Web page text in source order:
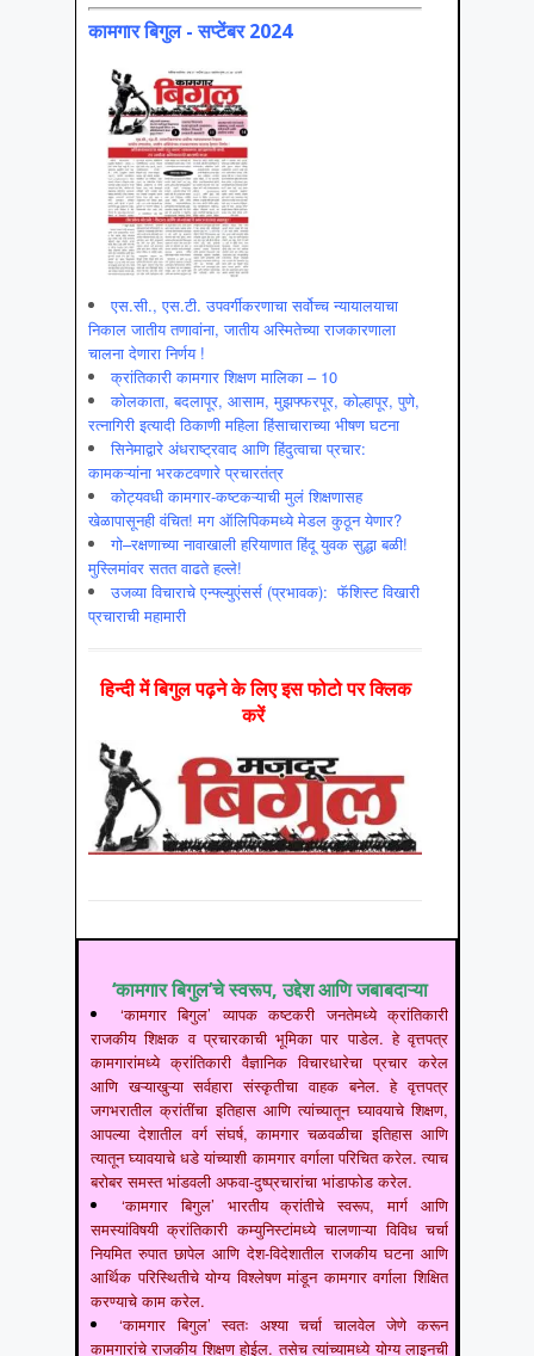
कामगार बिगुल - सप्टेंबर 2024
एस.सी., एस.टी. उपवर्गीकरणाचा सर्वोच्च न्यायालयाचा
निकाल जातीय तणावांना, जातीय अस्मितेच्या राजकारणाला
चालना देणारा निर्णय !
क्रांतिकारी कामगार शिक्षण मालिका – 10
कोलकाता, बदलापूर, आसाम, मुझफ्फरपूर, कोल्हापूर, पुणे,
रत्नागिरी इत्यादी ठिकाणी महिला हिंसाचाराच्या भीषण घटना
सिनेमाद्वारे अंधराष्ट्रवाद आणि हिंदुत्वाचा प्रचार:
कामकऱ्यांना भरकटवणारे प्रचारतंत्र
कोट्यवधी कामगार-कष्टकऱ्याची मुलं शिक्षणासह
खेळापासूनही वंचित! मग ऑलिपिकमध्ये मेडल कुठून येणार?
गो–रक्षणाच्या नावाखाली हरियाणात हिंदू युवक सुद्धा बळी!
मुस्लिमांवर सतत वाढते हल्ले!
उजव्या विचाराचे एन्फ्ल्युएंसर्स (प्रभावक): फॅशिस्ट विखारी
प्रचाराची महामारी
हिन्‍दी में बिगुल पढ़ने के लिए इस फोटो पर क्लिक
करें
‘कामगार बिगुल’चे स्वरूप, उद्देश आणि जबाबदाऱ्या
‘कामगार बिगुल’ व्यापक कष्टकरी जनतेमध्ये क्रांतिकारी
राजकीय शिक्षक व प्रचारकाची भूमिका पार पाडेल. हे वृत्तपत्र
कामगारांमध्ये क्रांतिकारी वैज्ञानिक विचारधारेचा प्रचार करेल
आणि खऱ्याखुऱ्या सर्वहारा संस्कृतीचा वाहक बनेल. हे वृत्तपत्र
जगभरातील क्रांतींचा इतिहास आणि त्यांच्यातून घ्यावयाचे शिक्षण,
आपल्या देशातील वर्ग संघर्ष, कामगार चळवळीचा इतिहास आणि
त्यातून घ्यावयाचे धडे यांच्याशी कामगार वर्गाला परिचित करेल. त्याच
बरोबर समस्त भांडवली अफवा-दुष्प्रचारांचा भांडाफोड करेल.
‘कामगार बिगुल’ भारतीय क्रांतीचे स्वरूप, मार्ग आणि
समस्यांविषयी क्रांतिकारी कम्युनिस्टांमध्ये चालणाऱ्या विविध चर्चा
नियमित रुपात छापेल आणि देश-विदेशातील राजकीय घटना आणि
आर्थिक परिस्थितीचे योग्य विश्लेषण मांडून कामगार वर्गाला शिक्षित
करण्याचे काम करेल.
‘कामगार बिगुल’ स्वतः अश्या चर्चा चालवेल जेणे करून
कामगारांचे राजकीय शिक्षण होईल. तसेच त्यांच्यामध्ये योग्य लाइनची